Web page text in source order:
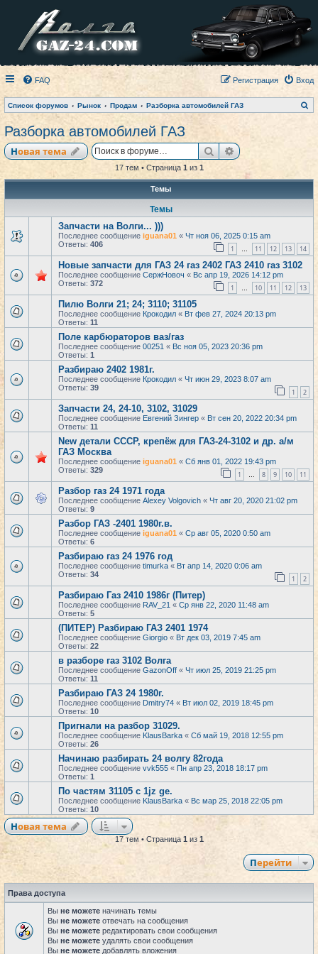
FAQ Вход
Регистрация
Список форумов Рынок Продам Разборка автомобилей ГАЗ
о
Разборка автомобилей ГАЗ
Новая тема ПоискРасширенный
17 тем • Страница 1из 1
Темы
Темы
Запчасти на Волги... )))
Последнее сообщение iguana01 « Чт ноя 06, 2025 0:15 am
Ответы: 406 1 … 11 12 13 14
Новые запчасти для ГАЗ 24 газ 2402 ГАЗ 2410 газ 3102
Последнее сообщение СержНовоч « Вс апр 19, 2026 14:12 pm
Ответы: 372 1 … 10 11 12 13
Пилю Волги 21; 24; 3110; 31105
Последнее сообщение Крокодил « Вт фев 27, 2024 20:13 pm
Ответы: 11
Поле карбюраторов ваз/газ
Последнее сообщение 00251 « Вс ноя 05, 2023 20:36 pm
Ответы: 1
Разбираю 2402 1981г.
Последнее сообщение Крокодил « Чт июн 29, 2023 8:07 am
Ответы: 39 1 2
Запчасти 24, 24-10, 3102, 31029
Последнее сообщение Евгений Зингер « Вт сен 20, 2022 20:34 pm
Ответы: 11
New детали СССР, крепёж для ГАЗ-24-3102 и др. а/м
ГАЗ Москва
Последнее сообщение iguana01 « Сб янв 01, 2022 19:43 pm
Ответы: 329 1 … 8 9 10 11
Разбор газ 24 1971 года
Последнее сообщение Alexey Volgovich « Чт авг 20, 2020 21:02 pm
Ответы: 9
Разбор ГАЗ -2401 1980г.в.
Последнее сообщение iguana01 « Ср авг 05, 2020 0:50 am
Ответы: 6
Разбираю газ 24 1976 год
Последнее сообщение timurka « Вт апр 14, 2020 0:06 am
Ответы: 34 1 2
Разбираю Газ 2410 1986г (Питер)
Последнее сообщение RAV_21 « Ср янв 22, 2020 11:48 am
Ответы: 5
(ПИТЕР) Разбираю ГАЗ 2401 1974
Последнее сообщение Giorgio « Вт дек 03, 2019 7:45 am
Ответы: 22
в разборе газ 3102 Волга
Последнее сообщение GazonOff « Чт июл 25, 2019 21:25 pm
Ответы: 11
Разбираю ГАЗ 24 1980г.
Последнее сообщение Dmitry74 « Вт июл 02, 2019 18:45 pm
Ответы: 10
Пригнали на разбор 31029.
Последнее сообщение KlausBarka « Сб май 19, 2018 12:55 pm
Ответы: 26
Начинаю разбирать 24 волгу 82года
Последнее сообщение vvk555 « Пн апр 23, 2018 18:17 pm
Ответы: 1
По частям 31105 с 1jz ge.
Последнее сообщение KlausBarka « Вс мар 25, 2018 22:05 pm
Ответы: 10
Новая тема
17 тем • Страница 1из 1
Перейти
Права доступа
Вы не можете начинать темы
Вы не можете отвечать на сообщения
Вы не можете редактировать свои сообщения
Вы не можете удалять свои сообщения
Вы не можете добавлять вложения